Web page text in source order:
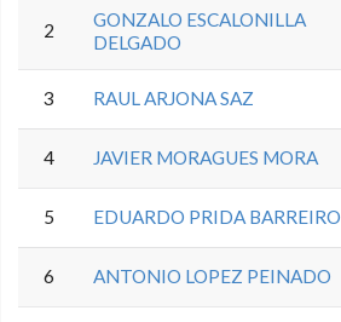
2
GONZALO ESCALONILLA
DELGADO
3 RAUL ARJONA SAZ
4 JAVIER MORAGUES MORA
5 EDUARDO PRIDA BARREIRO
6 ANTONIO LOPEZ PEINADO